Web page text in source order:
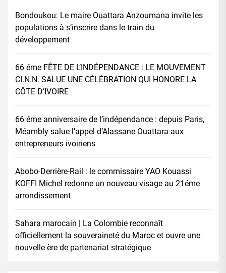
Bondoukou: Le maire Ouattara Anzoumana invite les
populations à s’inscrire dans le train du
développement
66 éme FÊTE DE L’INDÉPENDANCE : LE MOUVEMENT
CI.N.N. SALUE UNE CÉLÉBRATION QUI HONORE LA
CÔTE D’IVOIRE
66 éme anniversaire de l’indépendance : depuis Paris,
Méambly salue l’appel d’Alassane Ouattara aux
entrepreneurs ivoiriens
Abobo-Derrière-Rail : le commissaire YAO Kouassi
KOFFI Michel redonne un nouveau visage au 21éme
arrondissement
Sahara marocain | La Colombie reconnaît
officiellement la souveraineté du Maroc et ouvre une
nouvelle ère de partenariat stratégique